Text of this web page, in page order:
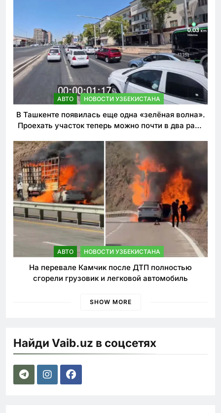
АВТО НОВОСТИ УЗБЕКИСТАНА
В Ташкенте появилась еще одна «зелёная волна».
Проехать участок теперь можно почти в два раза
АВТО НОВОСТИ УЗБЕКИСТАНА
На перевале Камчик после ДТП полностью
сгорели грузовик и легковой автомобиль
SHOW MORE
Найди Vaib.uz в соцсетях